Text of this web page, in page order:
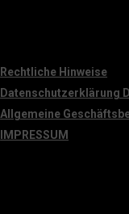
Rechtliche Hinweise
Datenschutzerklärung
Allgemeine
IMPRESSUM